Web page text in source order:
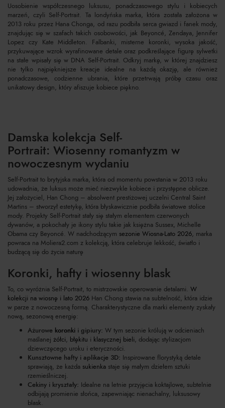
Uosobienie współczesnego luksusu, ponadczasowego stylu i kobiecych
marzeń, czyli Self-Portrait. Ta londyńska marka, która została założona w
2013 roku przez Hana Chonga, od razu podbiła serca gwiazd i fanek mody,
znajdując się w szafach takich osobowości, jak Beyoncé, Zendaya, Jennifer
Lopez czy Kate Middleton. Falbanki, misterne koronki, wysoka jakość,
przykuwające wzrok wyrafinowane detale oraz podkreślające figurę sylwetki
na stałe wpisały się w DNA Self-Portrait. Odkryj markę, w której znajdziesz
nie tylko najpiękniejsze kreacje idealne na każdą okazję, ale również
ponadczasowe, codzienne ubrania, które przetrwają próbę czasu oraz
unikatowy design, który afiszuje kobiece piękno.
Damska kolekcja Self-
Portrait: Wiosenny romantyzm w
nowoczesnym wydaniu
Self-Portrait to brytyjska marka, która od momentu powstania w 2013 roku
udowadnia, że luksus może mieć niezwykle kobiece i przystępne oblicze.
Jej założyciel, Han Chong – absolwent prestiżowej uczelni Central Saint
Martins – stworzył estetykę, która błyskawicznie podbiła światowe stolice
mody. Projekty Self-Portrait stały się stałym elementem czerwonych
dywanów, a pokochały je ikony stylu takie jak księżna Sussex, Michelle
Obama czy Beyoncé. W nadchodzącym sezonie Wiosna-Lato 2026, marka
powraca na Moliera2.com z kolekcją, która celebruje lekkość, światło i
budzącą się do życia naturę
Koronki, hafty i wiosenny blask
To, co wyróżnia Self-Portrait, to mistrzowskie operowanie detalami. W
kolekcji na wiosnę i lato 2026 Han Chong stawia na subtelność, która idzie
w parze z nowoczesną formą. Charakterystyczne dla marki elementy zyskały
nową, sezonową energię:
Ażurowe koronki i gipiury: W tym sezonie królują w odcieniach
maślanej żółci, błękitu i klasycznej bieli, dodając stylizacjom
dziewczęcego uroku i eteryczności.
Kunsztowne hafty i aplikacje 3D: Inspirowane florystyką detale
sprawiają, że każda sukienka staje się małym dziełem sztuki
rzemieślniczej.
Cekiny i kryształy: Idealne na letnie przyjęcia koktajlowe, subtelnie
odbijają promienie słońca, zapewniając nienachalny, luksusowy
blask.